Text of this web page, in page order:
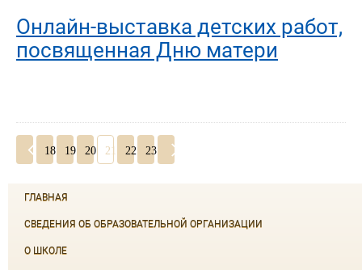
Онлайн-выставка детских работ,
посвященная Дню матери
18 19 20 21 22 23
ГЛАВНАЯ
СВЕДЕНИЯ ОБ ОБРАЗОВАТЕЛЬНОЙ ОРГАНИЗАЦИИ
О ШКОЛЕ